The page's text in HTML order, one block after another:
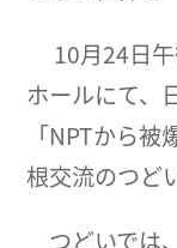
10月24日午
ホールにて、
「NPTから
根交流のつど
つどいでは